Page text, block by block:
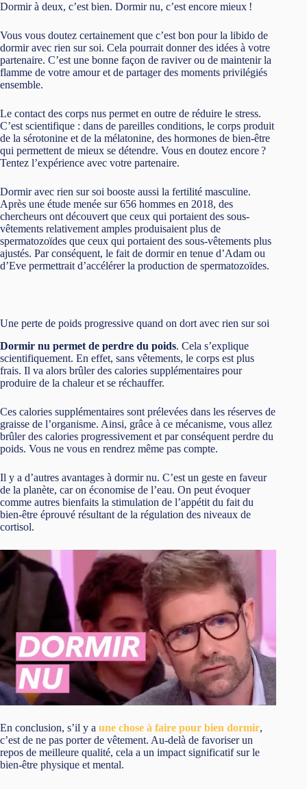
Dormir à deux, c’est bien. Dormir nu, c’est encore mieux !
Vous vous doutez certainement que c’est bon pour la libido de
dormir avec rien sur soi. Cela pourrait donner des idées à votre
partenaire. C’est une bonne façon de raviver ou de maintenir la
flamme de votre amour et de partager des moments privilégiés
ensemble.
Le contact des corps nus permet en outre de réduire le stress.
C’est scientifique : dans de pareilles conditions, le corps produit
de la sérotonine et de la mélatonine, des hormones de bien-être
qui permettent de mieux se détendre. Vous en doutez encore ?
Tentez l’expérience avec votre partenaire.
Dormir avec rien sur soi booste aussi la fertilité masculine.
Après une étude menée sur 656 hommes en 2018, des
chercheurs ont découvert que ceux qui portaient des sous-
vêtements relativement amples produisaient plus de
spermatozoïdes que ceux qui portaient des sous-vêtements plus
ajustés. Par conséquent, le fait de dormir en tenue d’Adam ou
d’Eve permettrait d’accélérer la production de spermatozoïdes.
Une perte de poids progressive quand on dort avec rien sur soi
Dormir nu permet de perdre du poids. Cela s’explique
scientifiquement. En effet, sans vêtements, le corps est plus
frais. Il va alors brûler des calories supplémentaires pour
produire de la chaleur et se réchauffer.
Ces calories supplémentaires sont prélevées dans les réserves de
graisse de l’organisme. Ainsi, grâce à ce mécanisme, vous allez
brûler des calories progressivement et par conséquent perdre du
poids. Vous ne vous en rendrez même pas compte.
Il y a d’autres avantages à dormir nu. C’est un geste en faveur
de la planète, car on économise de l’eau. On peut évoquer
comme autres bienfaits la stimulation de l’appétit du fait du
bien-être éprouvé résultant de la régulation des niveaux de
cortisol.
En conclusion, s’il y a une chose à faire pour bien dormir,
c’est de ne pas porter de vêtement. Au-delà de favoriser un
repos de meilleure qualité, cela a un impact significatif sur le
bien-être physique et mental.